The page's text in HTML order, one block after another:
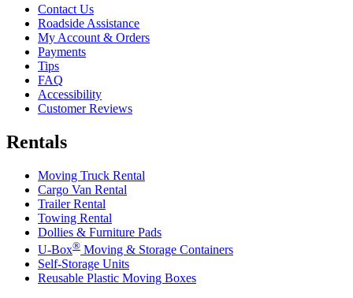
Contact Us
Roadside Assistance
My Account & Orders
Payments
Tips
FAQ
Accessibility
Customer Reviews
Rentals
Moving Truck Rental
Cargo Van Rental
Trailer Rental
Towing Rental
Dollies & Furniture Pads
U-Box® Moving & Storage Containers
Self-Storage Units
Reusable Plastic Moving Boxes